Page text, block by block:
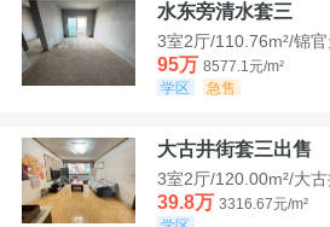
水东旁清水套三
3室2厅/110.76m²/锦
95万 8577.1元/m²
学区
急售
大古井街套三出售
3室2厅/120.00m²/大
39.8万 3316.67元/m²